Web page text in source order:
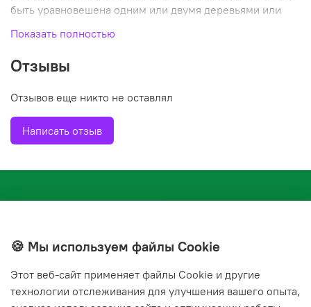
быть уравновешена одним или двумя деревьями или
кустарниками для эффективной композиции.
Показать полностью
Отзывы
Отзывов еще никто не оставлял
Написать отзыв
+7(843) 210-20-24
🍪 Мы используем файлы Cookie
Этот веб‑сайт применяет файлы Cookie и другие
технологии отслеживания для улучшения вашего опыта,